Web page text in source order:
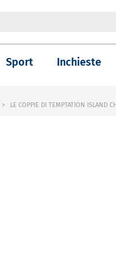
Sport Inchieste
LE COPPIE DI TEMPTATION ISLAND